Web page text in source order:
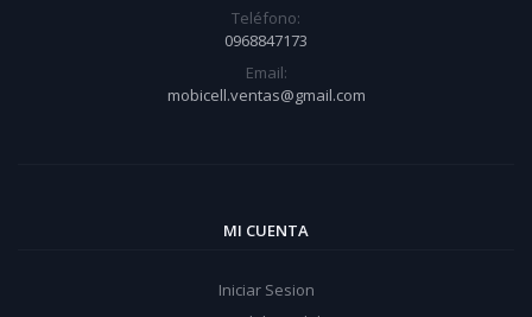
Teléfono:
0968847173
Email:
mobicell.ventas@gmail.com
MI CUENTA
Iniciar Sesion